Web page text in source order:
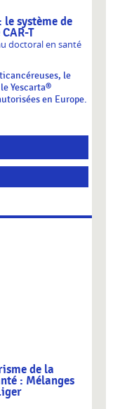
système de
T
doctoral en santé
le
Yescarta®
en Europe.
de la
: Mélanges